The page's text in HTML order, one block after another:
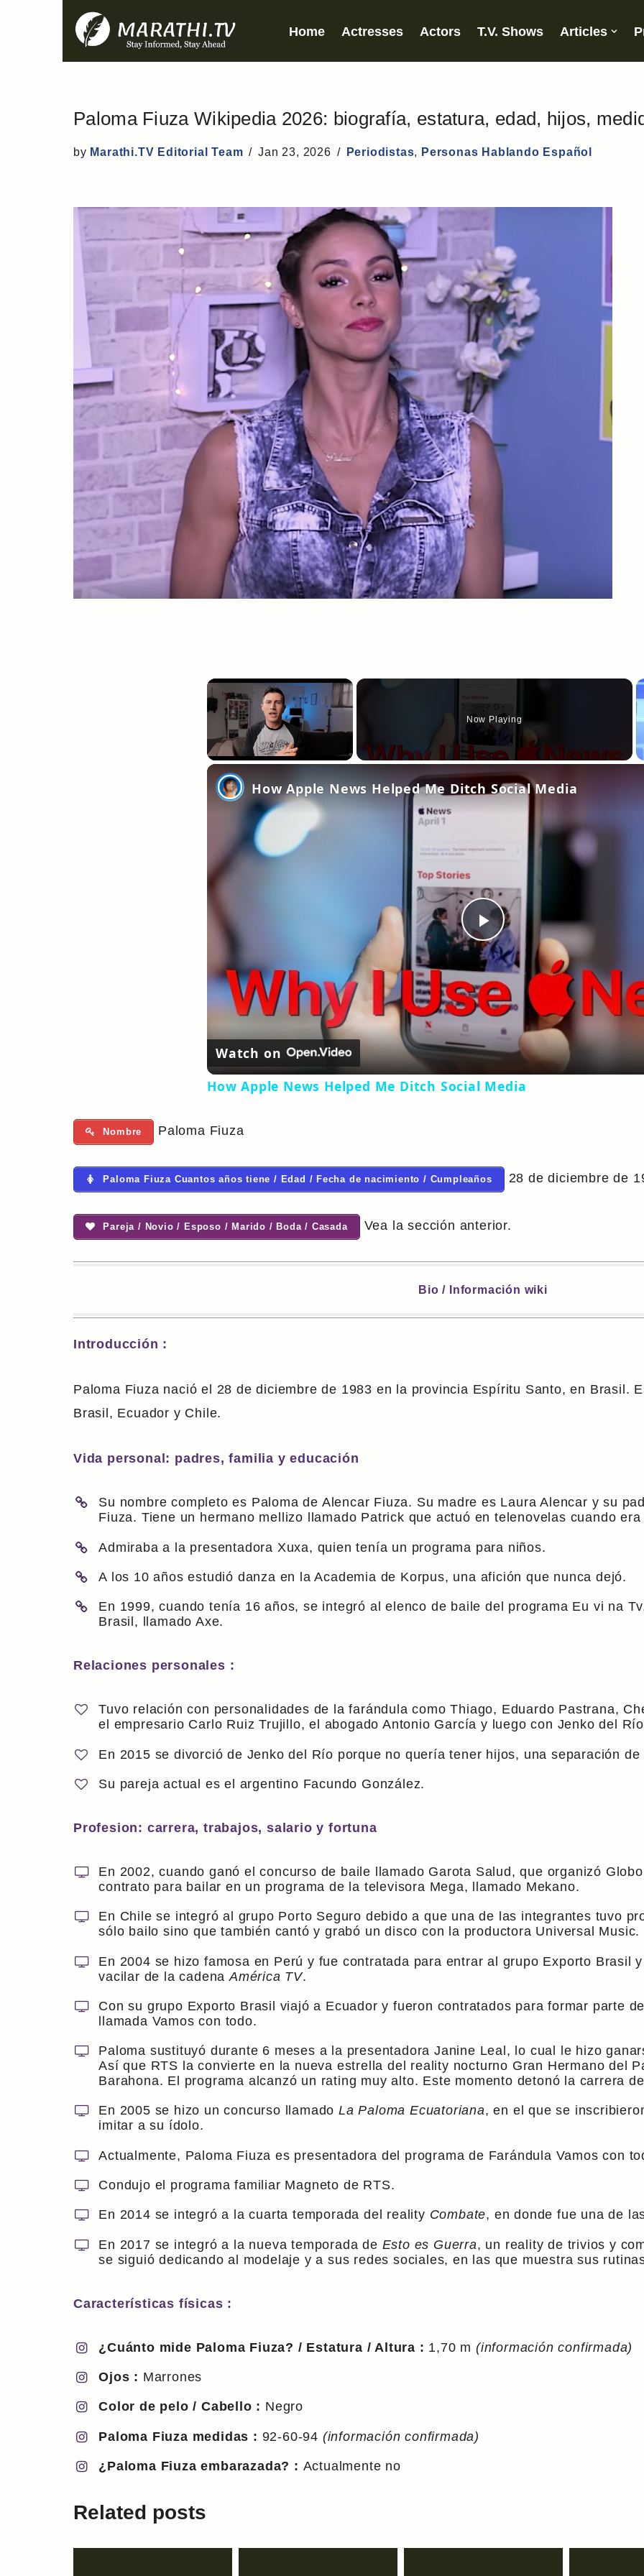
Home Actresses Actors T.V. Shows Articles
Paloma Fiuza Wikipedia 2026: biografía, estatura, edad, hijos,
by Marathi.TV Editorial Team Jan 23, 2026 Periodistas, Personas Hablando Español
×
Now Playing
Play
Video
How Apple News Helped Me Ditch Social Media
Watch on
How Apple News Helped Me Ditch Social Media
Nombre Paloma Fiuza
Paloma Fiuza Cuantos años tiene / Edad / Fecha de nacimiento / Cumpleaños 28 de diciembre de
Pareja / Novio / Esposo / Marido / Boda / Casada Vea la sección anterior.
Bio / Información wiki
Introducción :
Paloma Fiuza nació el 28 de diciembre de 1983 en la provincia Espíritu Santo, en Brasil.
Brasil, Ecuador y Chile.
Vida personal: padres, familia y educación
Su nombre completo es Paloma de Alencar Fiuza. Su madre es Laura Alencar y su
Fiuza. Tiene un hermano mellizo llamado Patrick que actuó en telenovelas cuando
Admiraba a la presentadora Xuxa, quien tenía un programa para niños.
A los 10 años estudió danza en la Academia de Korpus, una afición que nunca dejó.
En 1999, cuando tenía 16 años, se integró al elenco de baile del programa Eu vi na
Brasil, llamado Axe.
Relaciones personales :
Tuvo relación con personalidades de la farándula como Thiago, Eduardo Pastrana,
el empresario Carlo Ruiz Trujillo, el abogado Antonio García y luego con Jenko del
En 2015 se divorció de Jenko del Río porque no quería tener hijos, una separación
Su pareja actual es el argentino Facundo González.
Profesion: carrera, trabajos, salario y fortuna
En 2002, cuando ganó el concurso de baile llamado Garota Salud, que organizó
contrato para bailar en un programa de la televisora Mega, llamado Mekano.
En Chile se integró al grupo Porto Seguro debido a que una de las integrantes tuvo
sólo bailo sino que también cantó y grabó un disco con la productora Universal Music.
En 2004 se hizo famosa en Perú y fue contratada para entrar al grupo Exporto Brasil
vacilar de la cadena América TV.
Con su grupo Exporto Brasil viajó a Ecuador y fueron contratados para formar parte
llamada Vamos con todo.
Paloma sustituyó durante 6 meses a la presentadora Janine Leal, lo cual le hizo
Así que RTS la convierte en la nueva estrella del reality nocturno Gran Hermano del
Barahona. El programa alcanzó un rating muy alto. Este momento detonó la carrera
En 2005 se hizo un concurso llamado La Paloma Ecuatoriana, en el que se
imitar a su ídolo.
Actualmente, Paloma Fiuza es presentadora del programa de Farándula Vamos con
Condujo el programa familiar Magneto de RTS.
En 2014 se integró a la cuarta temporada del reality Combate, en donde fue una de
En 2017 se integró a la nueva temporada de Esto es Guerra, un reality de trivios y
se siguió dedicando al modelaje y a sus redes sociales, en las que muestra sus
Características físicas :
¿Cuánto mide Paloma Fiuza? / Estatura / Altura : 1,70 m (información confirmada)
Ojos : Marrones
Color de pelo / Cabello : Negro
Paloma Fiuza medidas : 92-60-94 (información confirmada)
¿Paloma Fiuza embarazada? : Actualmente no
Related posts